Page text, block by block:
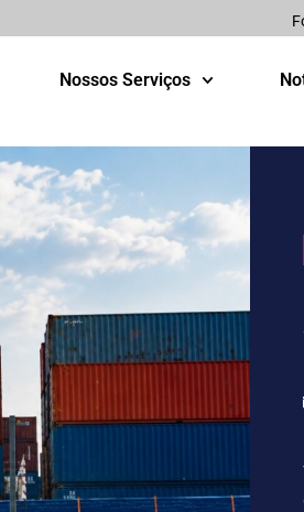
Nossos Serviços